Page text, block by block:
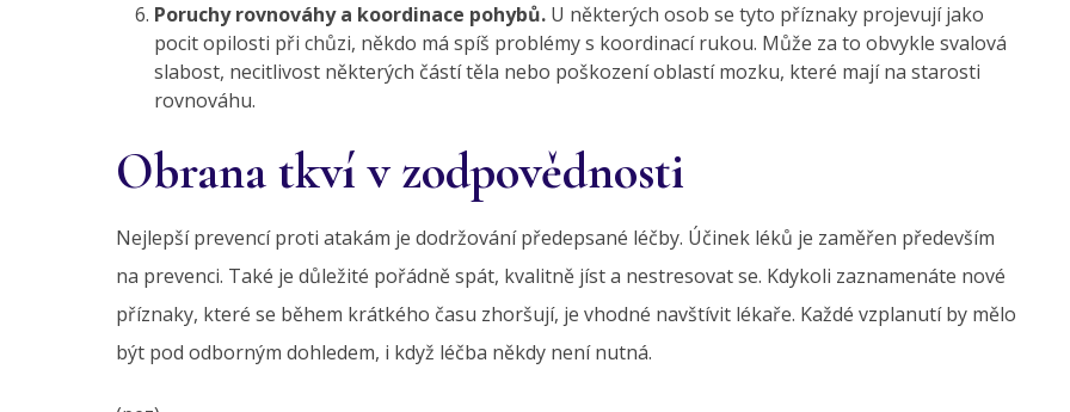
Poruchy rovnováhy a koordinace pohybů. U některých osob se tyto příznaky projevují jako
pocit opilosti při chůzi, někdo má spíš problémy s koordinací rukou. Může za to obvykle svalová
slabost, necitlivost některých částí těla nebo poškození oblastí mozku, které mají na starosti
rovnováhu.
Obrana tkví v zodpovědnosti
Nejlepší prevencí proti atakám je dodržování předepsané léčby. Účinek léků je zaměřen především
na prevenci. Také je důležité pořádně spát, kvalitně jíst a nestresovat se. Kdykoli zaznamenáte nové
příznaky, které se během krátkého času zhoršují, je vhodné navštívit lékaře. Každé vzplanutí by mělo
být pod odborným dohledem, i když léčba někdy není nutná.